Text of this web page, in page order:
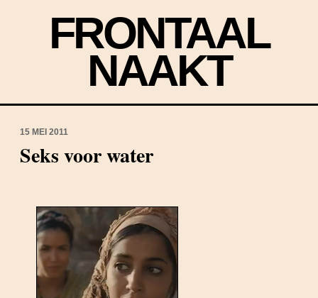
FRONTAAL
NAAKT
15 MEI 2011
Seks voor water